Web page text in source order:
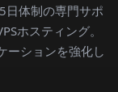
日体制の専門サポ
ホスティング。
ーションを強化し